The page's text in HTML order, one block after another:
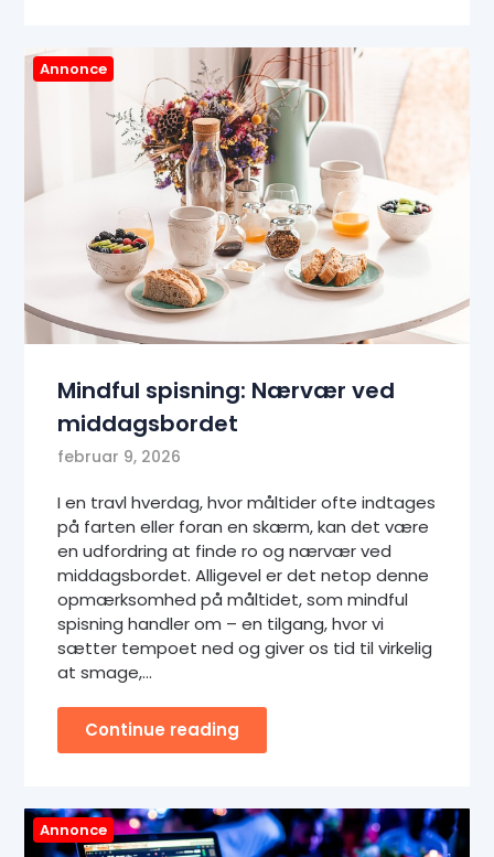
Annonce
Mindful spisning: Nærvær ved
middagsbordet
februar 9, 2026
I en travl hverdag, hvor måltider ofte indtages
på farten eller foran en skærm, kan det være
en udfordring at finde ro og nærvær ved
middagsbordet. Alligevel er det netop denne
opmærksomhed på måltidet, som mindful
spisning handler om – en tilgang, hvor vi
sætter tempoet ned og giver os tid til virkelig
at smage,…
Continue reading
Annonce